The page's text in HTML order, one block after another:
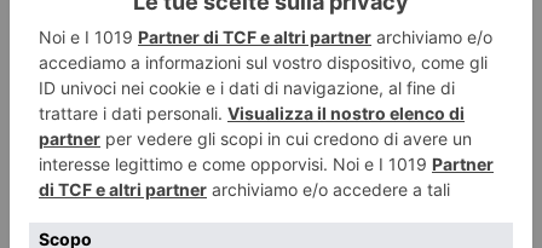
Regione Piemonte protagonista al Salone del libro